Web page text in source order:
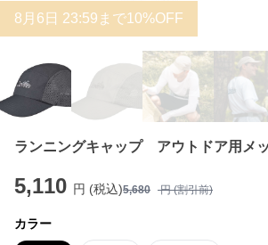
8 月 6 日 23:59まで10%OFF
ランニングキャップ アウトドア用メ
5,110 円 (税込)5,680 円 (割引前)
カラー